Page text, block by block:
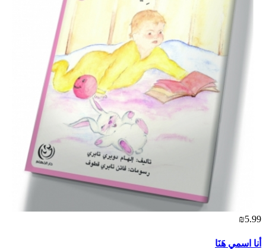
₪5.99
أنا اسمي هَنَا